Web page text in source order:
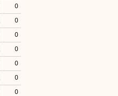
0
0
0
0
0
0
0